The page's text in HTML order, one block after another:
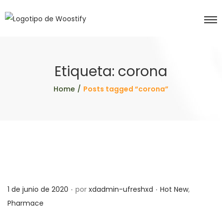
Etiqueta: corona
Home / Posts tagged “corona”
P
u
1 de junio de 2020 . por xdadmin-ufreshxd . P
Hot New,
Pharmace